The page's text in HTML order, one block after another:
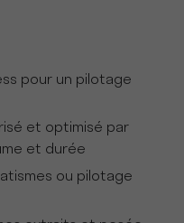
pour un pilotage
et optimisé par
et durée
ou pilotage